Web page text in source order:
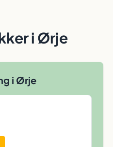
i Ørje
i Ørje